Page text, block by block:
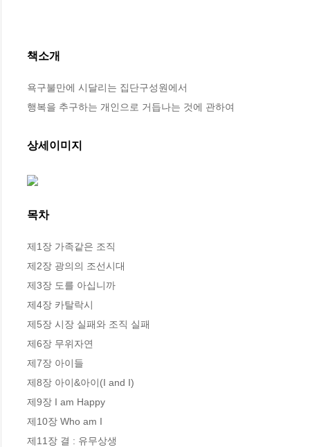
책소개
욕구불만에 시달리는 집단구성원에서
행복을 추구하는 개인으로 거듭나는 것에 관하여
상세이미지
목차
제1장 가족같은 조직
제2장 광의의 조선시대
제3장 도를 아십니까
제4장 카탈락시
제5장 시장 실패와 조직 실패
제6장 무위자연
제7장 아이들
제8장 아이&아이(I and I)
제9장 I am Happy
제10장 Who am I
제11장 결 : 유무상생